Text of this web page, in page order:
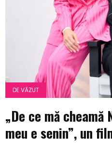
DE VĂZUT
„De ce mă cheamă
meu e senin”, un